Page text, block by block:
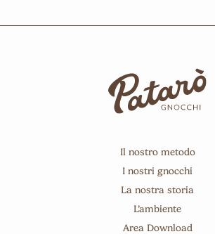
Il nostro metodo
I nostri gnocchi
La nostra storia
L’ambiente
Area Download